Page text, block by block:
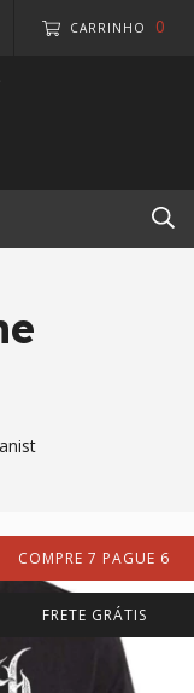
CARRINHO 0
COMPRE 7 PAGUE 6
FRETE GRÁTIS